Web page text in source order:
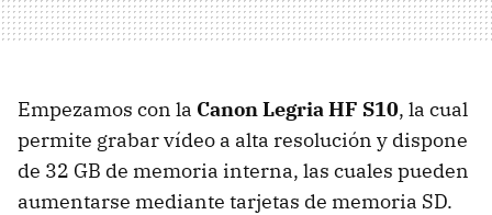
Empezamos con la Canon Legria HF S10, la cual
permite grabar vídeo a alta resolución y dispone
de 32 GB de memoria interna, las cuales pueden
aumentarse mediante tarjetas de memoria SD.